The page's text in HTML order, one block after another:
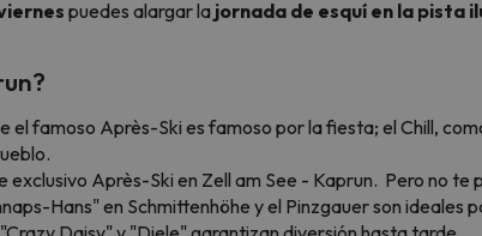
puedes alargar la jornada de esquí en la pista
el famoso Après-Ski es famoso por la fiesta; el Chill,
exclusivo Après-Ski en Zell am See - Kaprun. Pero no te
Hans" en Schmittenhöhe y el Pinzgauer son ideales